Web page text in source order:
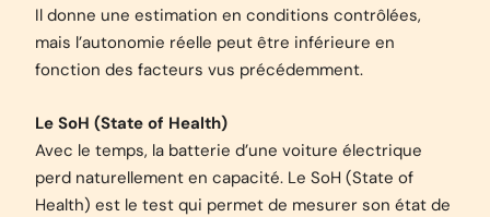
Il donne une estimation en conditions contrôlées,
mais l’autonomie réelle peut être inférieure en
fonction des facteurs vus précédemment.
Le SoH (State of Health)
Avec le temps, la batterie d’une voiture électrique
perd naturellement en capacité. Le SoH (State of
Health) est le test qui permet de mesurer son état de